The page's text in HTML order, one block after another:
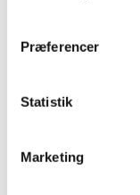
Præferencer
Statistik
Marketing